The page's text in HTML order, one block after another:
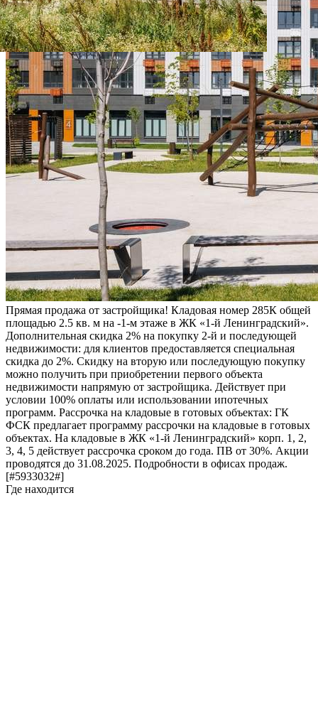
Прямая продажа от застройщика! Кладовая номер 285К общей
площадью 2.5 кв. м на -1-м этаже в ЖК «1-й Ленинградский».
Дополнительная скидка 2% на покупку 2-й и последующей
недвижимости: для клиентов предоставляется специальная
скидка до 2%. Скидку на вторую или последующую покупку
можно получить при приобретении первого объекта
недвижимости напрямую от застройщика. Действует при
условии 100% оплаты или использовании ипотечных
программ. Рассрочка на кладовые в готовых объектах: ГК
ФСК предлагает программу рассрочки на кладовые в готовых
объектах. На кладовые в ЖК «1-й Ленинградский» корп. 1, 2,
3, 4, 5 действует рассрочка сроком до года. ПВ от 30%. Акции
проводятся до 31.08.2025. Подробности в офисах продаж.
[#5933032#]
Где находится